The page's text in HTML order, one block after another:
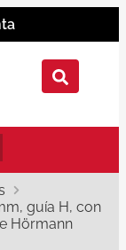
guía H, con
Hörmann